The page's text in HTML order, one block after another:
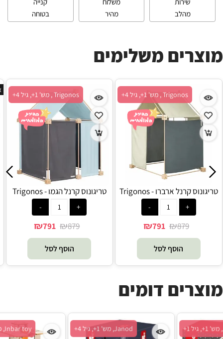
מהלב
מהיר
בטוחה
מוצרים משלימים
Trigonos , מש' 1+, גיל 4+
טריגונוס קרנל הגמו - Trigonos
₪879
₪791
הוסף לסל
Trigonos , מש' 1+, גיל 4+
טריגונוס קרנל ארברו - Trigonos
₪879
₪791
הוסף לסל
מוצרים דומים
Janod, מש' 1+, גיל 4+ Janod, מש' 1+, גיל 1+